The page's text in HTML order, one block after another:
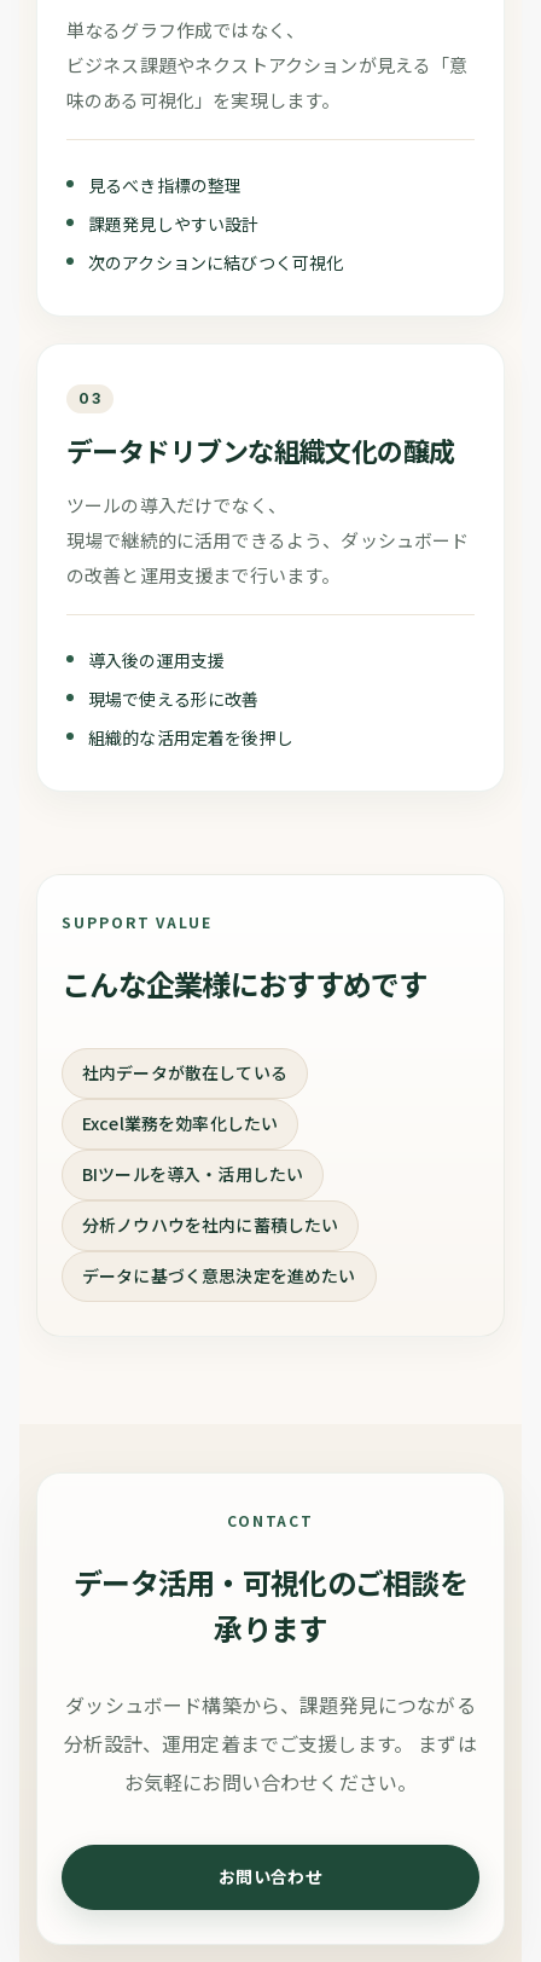
単なるグラフ作成ではなく、
ビジネス課題やネクストアクションが見える「意
味のある可視化」を実現します。
見るべき指標の整理
課題発見しやすい設計
次のアクションに結びつく可視化
03
データドリブンな組織文化の醸成
ツールの導入だけでなく、
現場で継続的に活用できるよう、ダッシュボード
の改善と運用支援まで行います。
導入後の運用支援
現場で使える形に改善
組織的な活用定着を後押し
SUPPORT VALUE
こんな企業様におすすめです
社内データが散在している
Excel業務を効率化したい
BIツールを導入・活用したい
分析ノウハウを社内に蓄積したい
データに基づく意思決定を進めたい
CONTACT
データ活用・可視化のご相談を
承ります
ダッシュボード構築から、課題発見につながる
分析設計、運用定着までご支援します。
まずは
お気軽にお問い合わせください。
お問い合わせ